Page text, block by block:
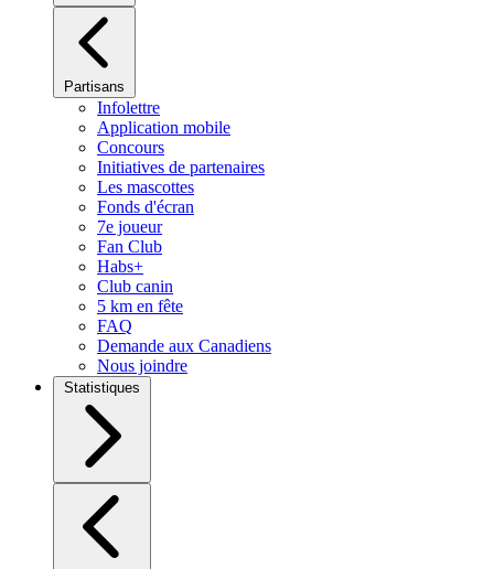
Partisans
Infolettre
Application mobile
Concours
Initiatives de partenaires
Les mascottes
Fonds d'écran
7e joueur
Fan Club
Habs+
Club canin
5 km en fête
FAQ
Demande aux Canadiens
Nous joindre
Statistiques